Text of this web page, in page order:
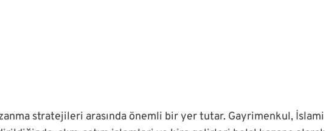
stratejileri arasında önemli bir yer tutar. Gayrimenkul, İslami